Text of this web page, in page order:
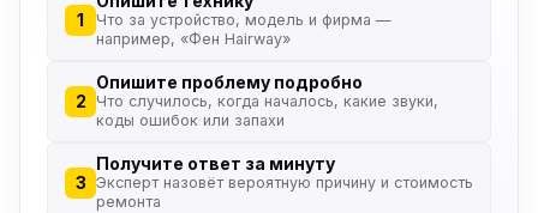
1
Что за устройство, модель и фирма —
например, «Фен Hairway»
2
Опишите проблему подробно
Что случилось, когда началось, какие звуки,
коды ошибок или запахи
3
Получите ответ за минуту
Эксперт назовёт вероятную причину и стоимость
ремонта